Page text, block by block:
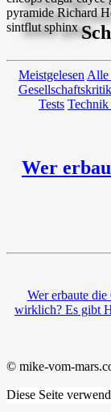
Meistgelesen Alle
Gesellschaftskritik
Tests
Wer
Wer erbaute
wirklich? Es gibt
© mike-vom-
Diese Seite